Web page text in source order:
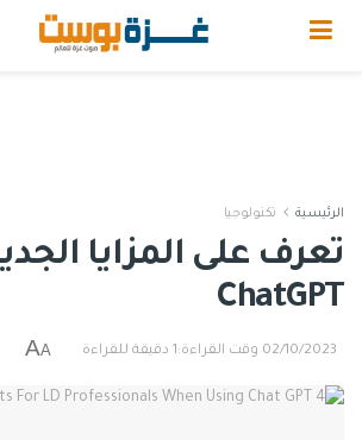
الرئيسية تكنولوجيا
تعرف على المزايا
ChatGPT
02/10/2023 وقت القراءة:1 دقيقة للقراءة A
A